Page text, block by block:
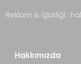
Reklam & İşbirliği :
Hakkımızda